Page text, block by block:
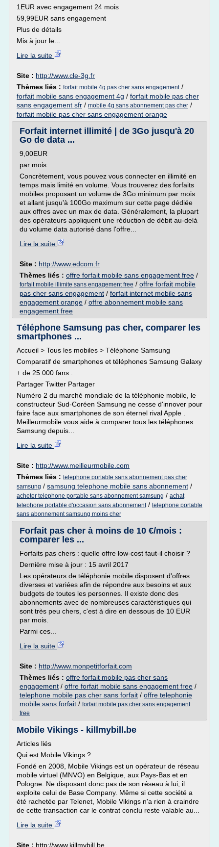
1EUR avec engagement 24 mois
59,99EUR sans engagement
Plus de détails
Mis à jour le...
Lire la suite
Site : http://www.cle-3g.fr
Thèmes liés : forfait mobile 4g pas cher sans engagement/
forfait mobile sans engagement 4g / forfait mobile pas cher
sans engagement sfr / mobile 4g sans abonnement pas cher /
forfait mobile pas cher sans engagement orange
Forfait internet illimité | de 3Go jusqu'à 20
Go de data ...
9,00EUR
par mois
Concrètement, vous pouvez vous connecter en illimité en
temps mais limité en volume. Vous trouverez des forfaits
mobiles proposant un volume de 3Go minimum par mois
et allant jusqu'à 100Go maximum sur cette page dédiée
aux offres avec un max de data. Généralement, la plupart
des opérateurs appliquent une réduction de débit au-delà
du volume data autorisé dans l'offre...
Lire la suite
Site : http://www.edcom.fr
Thèmes liés : offre forfait mobile sans engagement free /
forfait mobile illimite sans engagement free / offre forfait mobile
pas cher sans engagement / forfait internet mobile sans
engagement orange / offre abonnement mobile sans
engagement free
Téléphone Samsung pas cher, comparer les
smartphones ...
Accueil > Tous les mobiles > Téléphone Samsung
Comparatif de smartphones et téléphones Samsung Galaxy
+ de 25 000 fans :
Partager Twitter Partager
Numéro 2 du marché mondiale de la téléphonie mobile, le
constructeur Sud-Coréen Samsung ne cesse d'innover pour
faire face aux smartphones de son éternel rival Apple .
Meilleurmobile vous aide à comparer tous les téléphones
Samsung depuis...
Lire la suite
Site : http://www.meilleurmobile.com
Thèmes liés : telephone portable sans abonnement pas cher
samsung / samsung telephone mobile sans abonnement /
acheter telephone portable sans abonnement samsung / achat
telephone portable d'occasion sans abonnement/ telephone portable
sans abonnement samsung moins cher
Forfait pas cher à moins de 10 €/mois :
comparer les ...
Forfaits pas chers : quelle offre low-cost faut-il choisir ?
Dernière mise à jour : 15 avril 2017
Les opérateurs de téléphonie mobile disposent d'offres
diverses et variées afin de répondre aux besoins et aux
budgets de toutes les personnes. Il existe donc des
abonnements avec de nombreuses caractéristiques qui
sont très peu chers, c'est à dire en dessous de 10 EUR
par mois.
Parmi ces...
Lire la suite
Site : http://www.monpetitforfait.com
Thèmes liés : offre forfait mobile pas cher sans
engagement / offre forfait mobile sans engagement free /
telephone mobile pas cher sans forfait / offre telephonie
mobile sans forfait / forfait mobile pas cher sans engagement
free
Mobile Vikings - killmybill.be
Articles liés
Qui est Mobile Vikings ?
Fondé en 2008, Mobile Vikings est un opérateur de réseau
mobile virtuel (MNVO) en Belgique, aux Pays-Bas et en
Pologne. Ne disposant donc pas de son réseau à lui, il
exploite celui de Base Company. Même si cette société a
été rachetée par Telenet, Mobile Vikings n'a rien à craindre
de cette transaction car le contrat conclu reste valable au...
Lire la suite
Site : http://www.killmybill.be